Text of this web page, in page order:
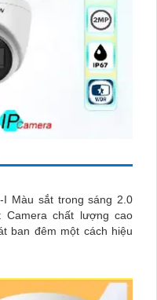
I Màu sắt trong sáng 2.0
Camera chất lượng cao
ban đêm một cách hiệu